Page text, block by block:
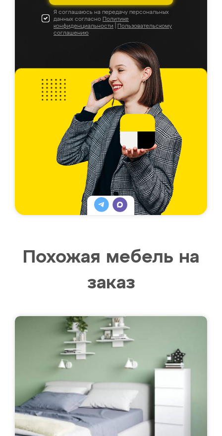
Я соглашаюсь на передачу персональных
данных согласно Политике
конфиденциальности
Пользовательскому
соглашению
Похожая мебель на
заказ